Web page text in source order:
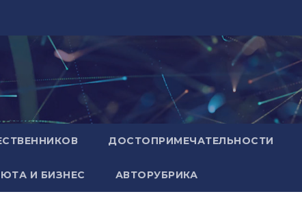
ДОСТОПРИМЕЧАТЕЛЬНОСТИ
И БИЗНЕС АВТОРУБРИКА